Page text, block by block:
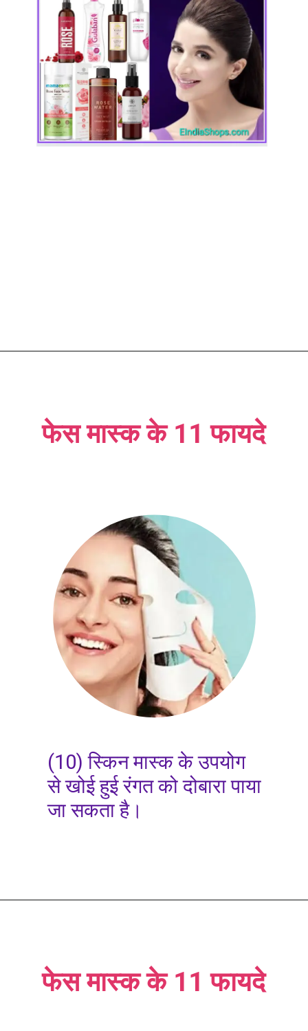
फेस मास्क के 11 फायदे
(10) स्किन मास्क के उपयोग
से खोई हुई रंगत को दोबारा पाया
जा सकता है।
फेस मास्क के 11 फायदे